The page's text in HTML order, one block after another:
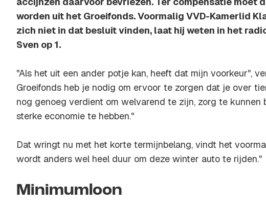
worden uit het Groeifonds. Voormalig VVD-Kamerlid
zich niet in dat besluit vinden, laat hij weten in het
Sven op 1.
"Als het uit een ander potje kan, heeft dat mijn voorkeur",
Groeifonds heb je nodig om ervoor te zorgen dat je over
nog genoeg verdient om welvarend te zijn, zorg te kunnen
sterke economie te hebben."
Dat wringt nu met het korte termijnbelang, vindt het
wordt anders wel heel duur om deze winter auto te rijden."
Minimumloon